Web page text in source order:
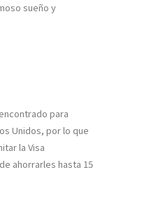
sueño y
para
Unidos, por lo que
la Visa
ahorrarles hasta 15